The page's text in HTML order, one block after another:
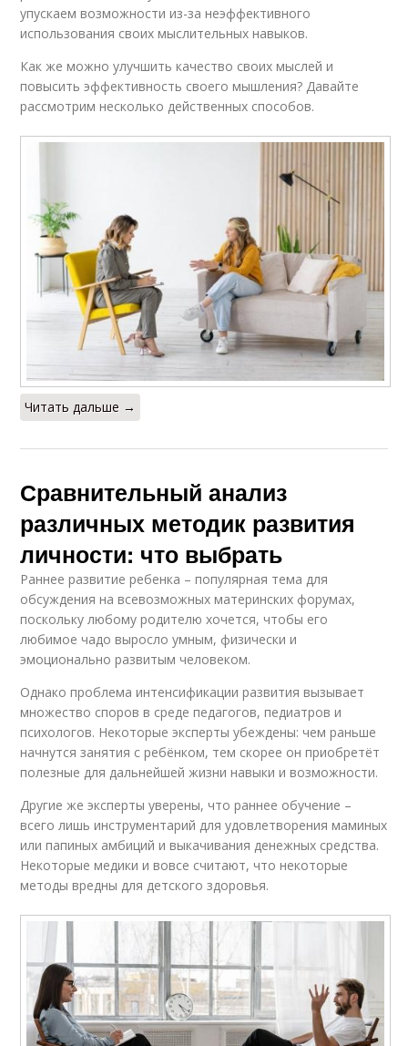
упускаем возможности из-за неэффективного
использования своих мыслительных навыков.
Как же можно улучшить качество своих мыслей и
повысить эффективность своего мышления? Давайте
рассмотрим несколько действенных способов.
Читать дальше →
Сравнительный анализ
различных методик развития
личности: что выбрать
Раннее развитие ребенка – популярная тема для
обсуждения на всевозможных материнских форумах,
поскольку любому родителю хочется, чтобы его
любимое чадо выросло умным, физически и
эмоционально развитым человеком.
Однако проблема интенсификации развития вызывает
множество споров в среде педагогов, педиатров и
психологов. Некоторые эксперты убеждены: чем раньше
начнутся занятия с ребёнком, тем скорее он приобретёт
полезные для дальнейшей жизни навыки и возможности.
Другие же эксперты уверены, что раннее обучение –
всего лишь инструментарий для удовлетворения маминых
или папиных амбиций и выкачивания денежных средства.
Некоторые медики и вовсе считают, что некоторые
методы вредны для детского здоровья.